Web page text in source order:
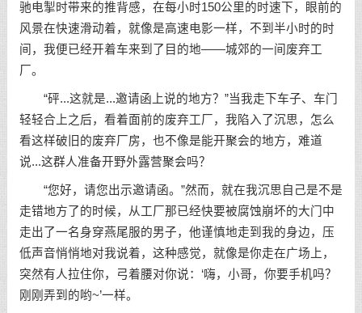
驰电掣时带来的推背感，在每小时150公里的时速下，眼前的
风景在快速滑动着，就像是高速电影一样，不到半小时的时
间，我便已经开着车来到了目的地——城郊的一间废弃工
厂。
“砰...这就是...邀请函上说的地方？”当我走下车子、车门
轻轻合上之后，看着面前的废弃工厂，我陷入了沉思，怎么
看这样破旧的废弃厂房，也不像是能开聚会的地方，难道
说...这群人准备开野外露营聚会吗？
“您好，请您出示邀请函。”然而，就在我沉思自己是不是
走错地方了的时候，从工厂那已经快要被腐蚀崩坏的大门中
走出了一名身穿燕尾服的男子，他谨慎地走到我的身边，压
低声音悄悄地对我说着，这种感觉，就像是你走在广场上，
突然有人拉住你，弓着腰对你说：‘嗨，小哥，你要手机吗？
刚刚弄到的哟~’一样。